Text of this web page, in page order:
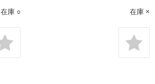
在庫 ○ 在庫 ×